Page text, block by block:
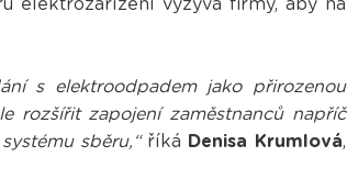
elektrozařízení vyzývá firmy, aby na
s elektroodpadem jako přirozenou
rozšířit zapojení zaměstnanců napříč
sběru,“říká Denisa Krumlová,